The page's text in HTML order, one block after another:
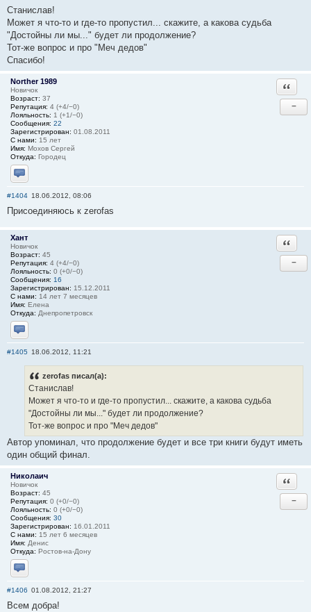
Станислав!
Может я что-то и где-то пропустил... скажите, а какова судьба
"Достойны ли мы..." будет ли продолжение?
Тот-же вопрос и про "Меч дедов"
Спасибо!
Norther 1989
Новичок
Возраст: 37
Репутация: 4 (+4/−0)
Лояльность: 1 (+1/−0)
Сообщения: 22
Зарегистрирован: 01.08.2011
С нами: 15 лет
Имя: Мохов Сергей
Откуда: Городец
Отправить личное сообщение
−
#1404 18.06.2012, 08:06
Присоединяюсь к zerofas
Хант
Новичок
Возраст: 45
Репутация: 4 (+4/−0)
Лояльность: 0 (+0/−0)
Сообщения: 16
Зарегистрирован: 15.12.2011
С нами: 14 лет 7 месяцев
Имя: Елена
Откуда: Днепропетровск
Отправить личное сообщение
−
#1405 18.06.2012, 11:21
zerofas писал(а):
Станислав!
Может я что-то и где-то пропустил... скажите, а какова судьба
"Достойны ли мы..." будет ли продолжение?
Тот-же вопрос и про "Меч дедов"
Автор упоминал, что продолжение будет и все три книги будут иметь
один общий финал.
Николаич
Новичок
Возраст: 45
Репутация: 0 (+0/−0)
Лояльность: 0 (+0/−0)
Сообщения: 30
Зарегистрирован: 16.01.2011
С нами: 15 лет 6 месяцев
Имя: Денис
Откуда: Ростов-на-Дону
Отправить личное сообщение
−
#1406 01.08.2012, 21:27
Всем добра!